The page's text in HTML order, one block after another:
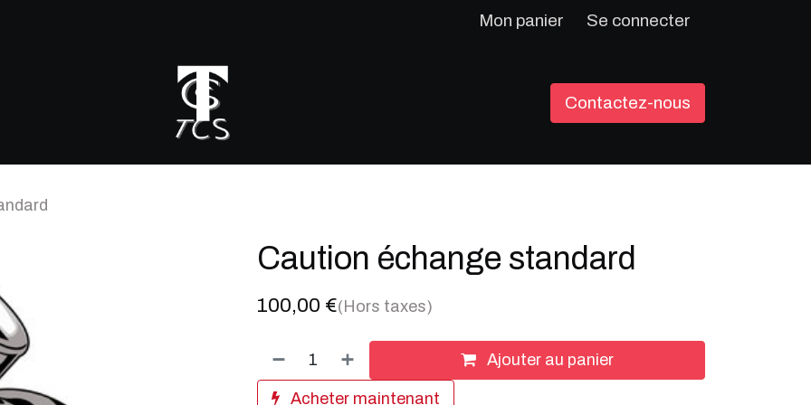
Mon panier Se connecter
Contactez-nous
Caution échange standard
100,00 €(Hors taxes)
Ajouter au panier
Acheter maintenant